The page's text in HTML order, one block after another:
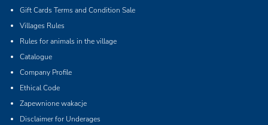
Gift Cards Terms and Condition Sale
Villages Rules
Rules for animals in the village
Catalogue
Company Profile
Ethical Code
Zapewnione wakacje
Disclaimer for Underages